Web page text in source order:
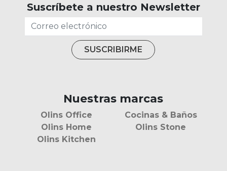
Suscríbete a nuestro Newsletter
Nuestras marcas
Olins Office
Olins Home
Olins Kitchen
Cocinas & Baños
Olins Stone